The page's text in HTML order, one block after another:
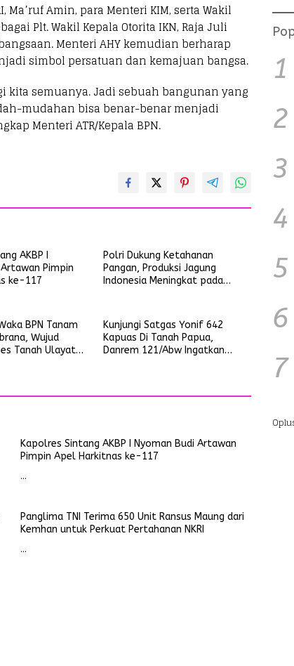
Amin, para Menteri KIM, serta Wakil
Plt. Wakil Kepala Otorita IKN, Raja Juli
Menteri AHY kemudian berharap
simbol persatuan dan kemajuan bangsa.
kita semuanya. Jadi sebuah bangunan yang
mudahan bisa benar-benar menjadi
Menteri ATR/Kepala BPN.
AKBP I
Pimpin
ke-117
Polri Dukung Ketahanan
Pangan, Produksi Jagung
Indonesia Meningkat pada
BPN Tanam
Wujud
Tanah Ulayat
Kunjungi Satgas Yonif 642
Kapuas Di Tanah Papua,
Danrem 121/Abw Ingatkan
Kapolres Sintang AKBP I Nyoman Budi Artawan
Pimpin Apel Harkitnas ke-117
…
Panglima TNI Terima 650 Unit Ransus Maung dari
Kemhan untuk Perkuat Pertahanan NKRI
…
1
2
3
4
5
6
7